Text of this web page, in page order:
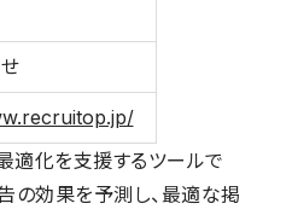
適化を支援するツールで
の効果を予測し、最適な掲